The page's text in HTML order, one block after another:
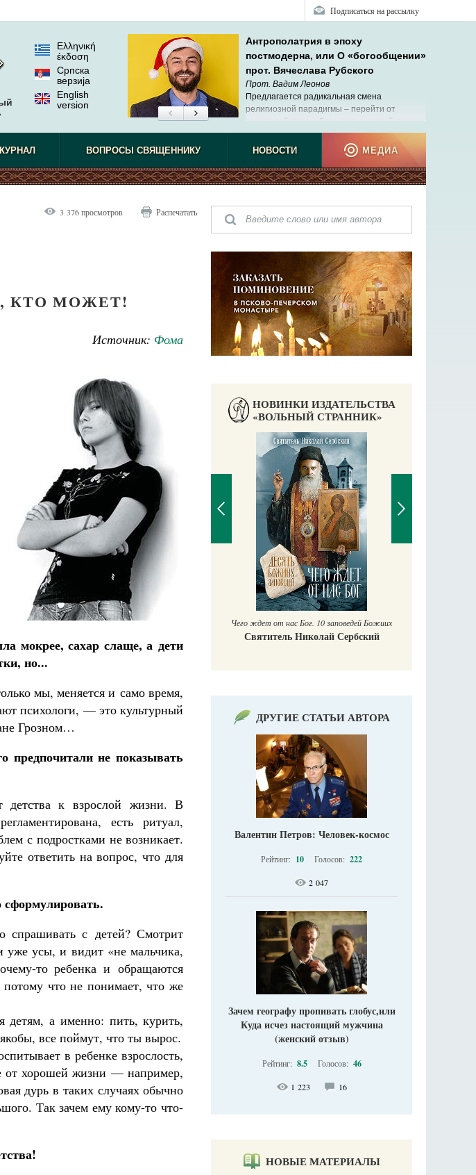
Подписаться на рассылку
Ελληνική
έκδοση
Српска
верзиjа
English
version
Антрополатрия в эпоху
постмодерна, или О «богообщении»
прот. Вячеслава Рубского
Прот. Вадим Леонов
Предлагается радикальная смена
религиозной парадигмы – перейти от
людьми и самим собой.
ВОПРОСЫ СВЯЩЕННИКУ НОВОСТИ МЕДИА
3 376 просмотров Распечатать
КТО МОЖЕТ!
Источник: Фома
мокрее, сахар слаще, а дети
но...
мы, меняется и само время,
психологи, — это культурный
Грозном…
предпочитали не показывать
к взрослой жизни. В
есть ритуал,
с подростками не возникает.
ответить на вопрос, что для
с детей? Смотрит
уже усы, и видит «не мальчика,
то ребенка и обращаются
что не понимает, что же
а именно: пить, курить,
все поймут, что ты вырос.
в ребенке взрослость,
от хорошей жизни — например,
дурь в таких случаях обычно
Так зачем ему кому-то что-
НОВИНКИ ИЗДАТЕЛЬСТВА
«ВОЛЬНЫЙ СТРАННИК»
Великомученик Георгий Победоносец. Научись у
святого
Роман Котов Чего ждет от нас Бог. 10 заповедей Божиих
Святитель Николай Сербский
ДРУГИЕ СТАТЬИ АВТОРА
Валентин Петров: Человек-космос
Рейтинг: 10 Голосов: 222
2 047
Зачем географу пропивать глобус,или
Куда исчез настоящий мужчина
(женский отзыв)
Рейтинг: 8.5 Голосов: 46
1 223 16
НОВЫЕ МАТЕРИАЛЫ